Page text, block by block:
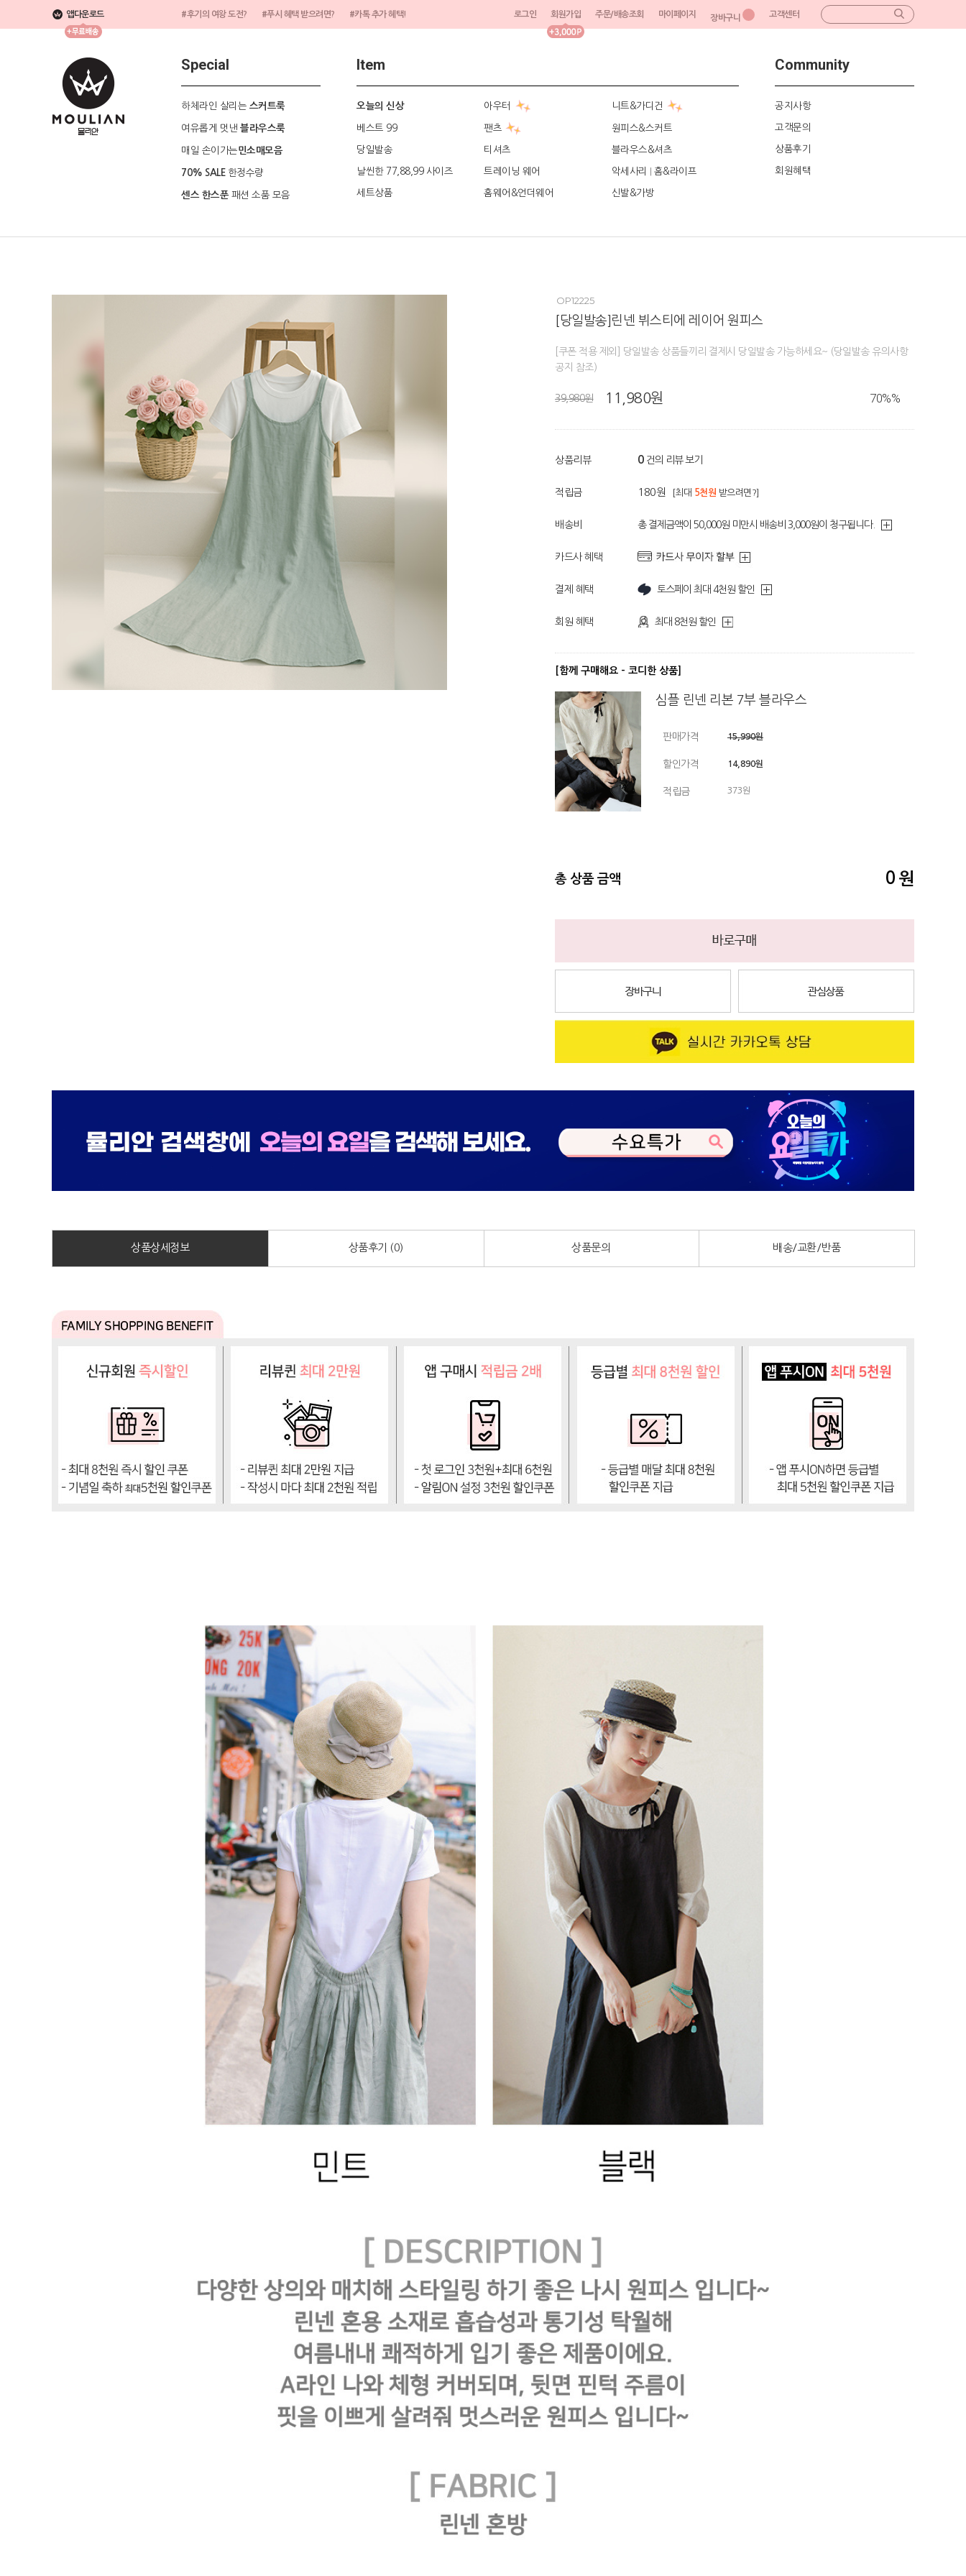
앱다운로드 #후기의 여왕 도전? #푸시 혜택 받으려면? #카톡 추가 혜택! 로그인 회원가입 주문/배송조회 마이페이지 장바구니 고객센터
Special
하체라인 살리는 스커트룩
여유롭게 멋낸 블라우스룩
매일 손이가는민소매모음
70% SALE 한정수량
센스 한스푼패션 소품 모음
Item
오늘의 신상 아우터 니트&가디건
베스트 99 팬츠 원피스&스커트
당일발송 티셔츠 블라우스&셔츠
날씬한 77,88,99 사이즈 트레이닝 웨어 악세사리 홈&라이프
세트상품 홈웨어&언더웨어 신발&가방
Community
공지사항
고객문의
상품후기
회원혜택
OP12225
[당일발송]린넨 뷔스티에 레이어 원피스
[쿠폰 적용 제외] 당일발송 상품들끼리 결제시 당일발송 가능하세요~ (당일발송 유의사항
공지 참조)
39,980원 11,980원 70%%
상품리뷰 0 건의 리뷰 보기
적립금 180원 [최대 5천원 받으려면?]
배송비 총 결제금액이 50,000원 미만시 배송비 3,000원이 청구됩니다.
카드사 혜택
결제 혜택 토스페이 최대 4천원 할인
회원 혜택 최대 8천원 할인
[함께 구매해요 - 코디한 상품]
심플 린넨 리본 7부 블라우스
판매가격 15,990원
할인가격 14,890원
적립금 373원
총 상품 금액 0 원
상품상세정보 상품후기 (0) 상품문의 배송/교환/반품